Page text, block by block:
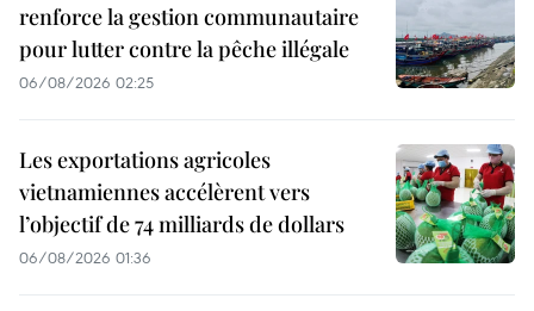
renforce la gestion communautaire
pour lutter contre la pêche illégale
06/08/2026 02:25
Les exportations agricoles
vietnamiennes accélèrent vers
l’objectif de 74 milliards de dollars
06/08/2026 01:36